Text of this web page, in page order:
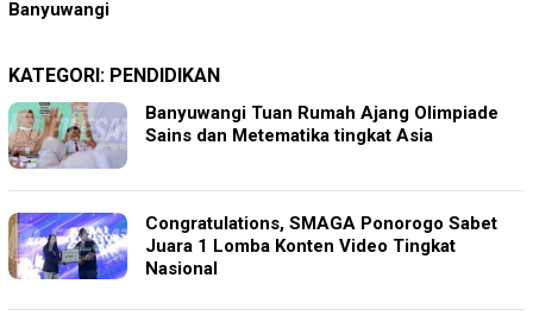
KATEGORI: PENDIDIKAN
Banyuwangi Tuan Rumah Ajang Olimpiade
Sains dan Metematika tingkat Asia
Congratulations, SMAGA Ponorogo Sabet
Juara 1 Lomba Konten Video Tingkat
Nasional